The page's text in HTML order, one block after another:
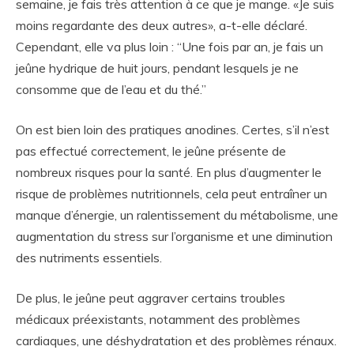
semaine, je fais très attention à ce que je mange. «Je suis
moins regardante des deux autres», a-t-elle déclaré.
Cependant, elle va plus loin : “Une fois par an, je fais un
jeûne hydrique de huit jours, pendant lesquels je ne
consomme que de l’eau et du thé.”
On est bien loin des pratiques anodines. Certes, s’il n’est
pas effectué correctement, le jeûne présente de
nombreux risques pour la santé. En plus d’augmenter le
risque de problèmes nutritionnels, cela peut entraîner un
manque d’énergie, un ralentissement du métabolisme, une
augmentation du stress sur l’organisme et une diminution
des nutriments essentiels.
De plus, le jeûne peut aggraver certains troubles
médicaux préexistants, notamment des problèmes
cardiaques, une déshydratation et des problèmes rénaux.